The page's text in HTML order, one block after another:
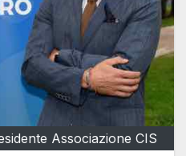
Associazione CIS